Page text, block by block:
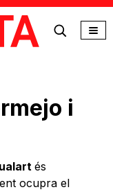
i
és
ocupra el